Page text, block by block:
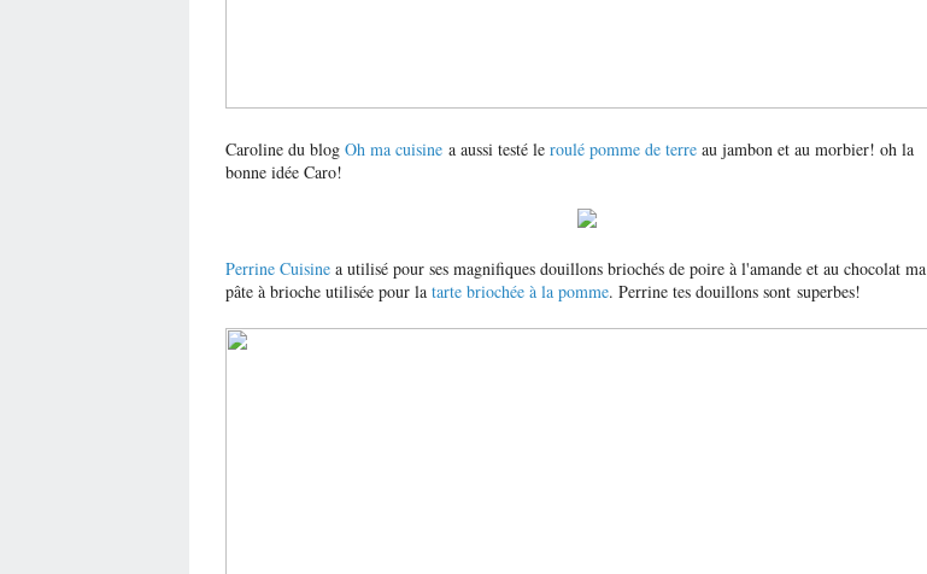
Caroline du blog Oh ma cuisine a aussi testé le roulé pomme de terre au jambon et au morbier! oh la
bonne idée Caro!
Perrine Cuisine a utilisé pour ses magnifiques douillons briochés de poire à l'amande et au chocolat ma
pâte à brioche utilisée pour la tarte briochée à la pomme. Perrine tes douillons sont superbes!